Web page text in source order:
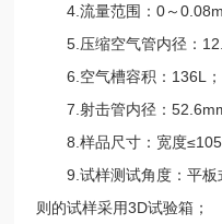
4.流量范围：0～
5.压缩空气管内径：
6.空气槽容积：136L；
7.射击管内径：
8.样品尺寸：宽度
9.试样测试角度：平板
则的试样采用3D试验箱；